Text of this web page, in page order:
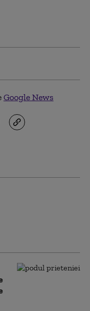
Google News